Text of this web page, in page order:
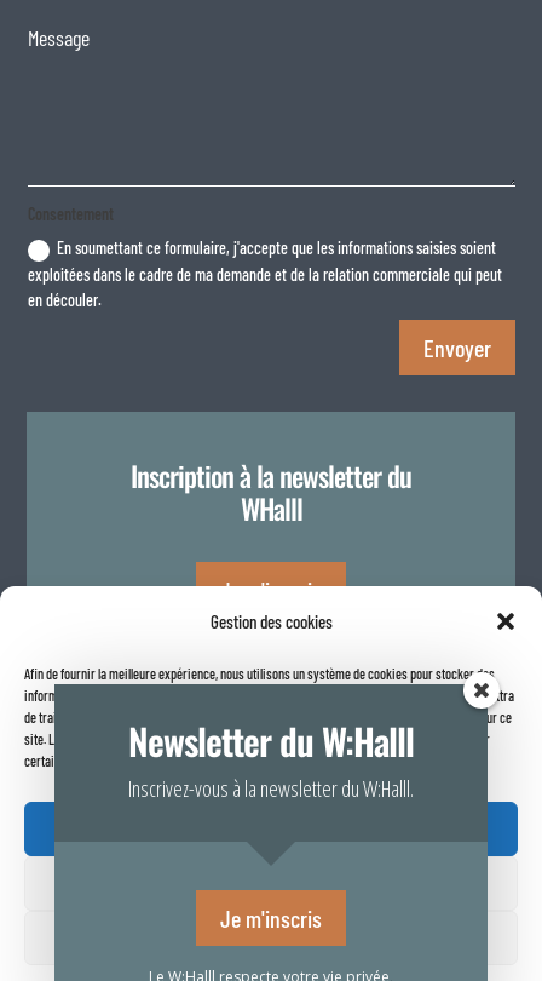
Gestion des cookies
Afin de fournir la meilleure expérience, nous utilisons un système de cookies pour stocker des
informations sur votre navigateur internet. Le fait de consentir à ces technologies nous permettra
de traiter des données telles que le comportement de navigation ou les identifiants uniques sur ce
site. Le fait de ne pas consentir ou de retirer son consentement peut avoir un effet négatif sur
certaines caractéristiques et fonctions.
Consentement
En soumettant ce formulaire, j'accepte que les informations saisies soient
exploitées dans le cadre de ma demande et de la relation commerciale qui peut
en découler.
Envoyer
Inscription à la newsletter du
WHalll
Je m'inscris
Politique de confidentialité
Rapport de transparence 2025
Newsletter du W:Halll
Inscrivez-vous à la newsletter du W:Halll.
Je m'inscris
Le W:Halll respecte votre vie privée